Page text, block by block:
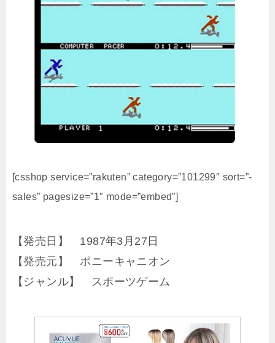
[csshop service=”rakuten” category=”101299″ sort=”-
sales” pagesize=”1″ mode=”embed”]
【発売日】 1987年3月27日
【発売元】 ポニーキャニオン
【ジャンル】 スポーツゲーム